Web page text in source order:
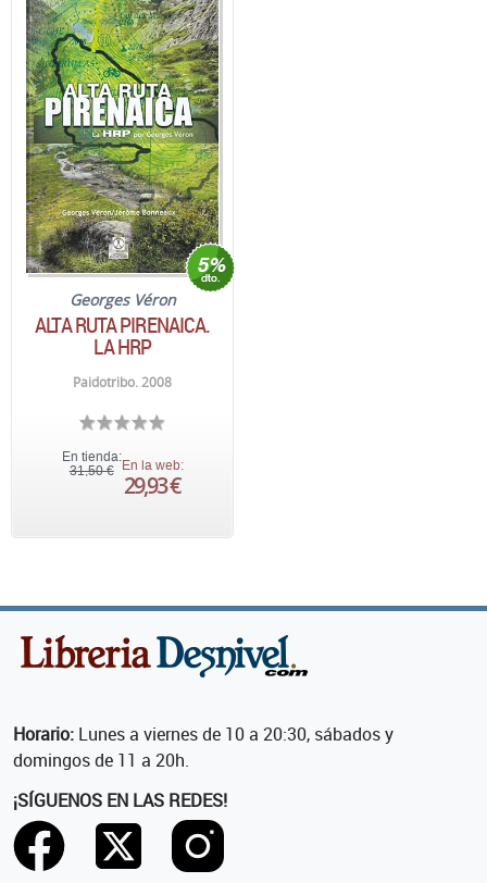
Georges Véron
ALTA RUTA PIRENAICA.
LA HRP
Paidotribo. 2008
En tienda:
31,50 € En la web:
29,93 €
Horario: Lunes a viernes de 10 a 20:30, sábados y
domingos de 11 a 20h.
¡SÍGUENOS EN LAS REDES!